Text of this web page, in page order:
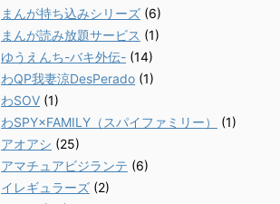
まんが持ち込みシリーズ (6)
まんが読み放題サービス (1)
ゆうえんち-バキ外伝- (14)
わQP我妻涼DesPerado (1)
わSOV (1)
わSPY×FAMILY（スパイファミリー）
(1)
アオアシ (25)
アマチュアビジランテ (6)
イレギュラーズ (2)